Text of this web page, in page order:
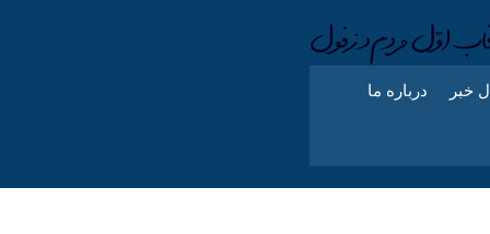
خبر درباره ما